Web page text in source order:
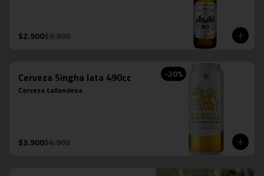
$2.900$3.900
-20%
Cerveza Singha lata 490cc
Cerveza tailandesa
$3.900$4.900